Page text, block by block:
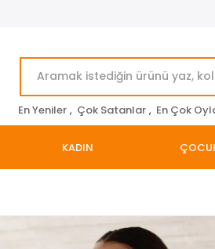
En Yeniler , Çok Satanlar , En Çok
KADIN